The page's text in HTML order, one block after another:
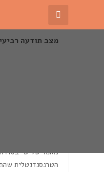
מצב תודעה רביעי
מאמר שלישי
הטרנסנדנטלית